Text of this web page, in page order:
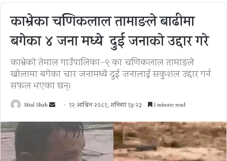
काभ्रेका चणिकलाल तामाङले बाढीमा
बगेका ४ जना मध्ये दुई जनाको उद्दार गरे
काभ्रेको तेमाल गाउँपालिका–९ का चणिकलाल तामाङले
खाेलामा बगेका चार जनामध्ये दुई जनालाई सकुशल उद्दार गर्न
सफल भएका छन्।
Sital Shah
Send
email
१२ आश्विन २०८१, शनिबार १५:२३ 1 minute read